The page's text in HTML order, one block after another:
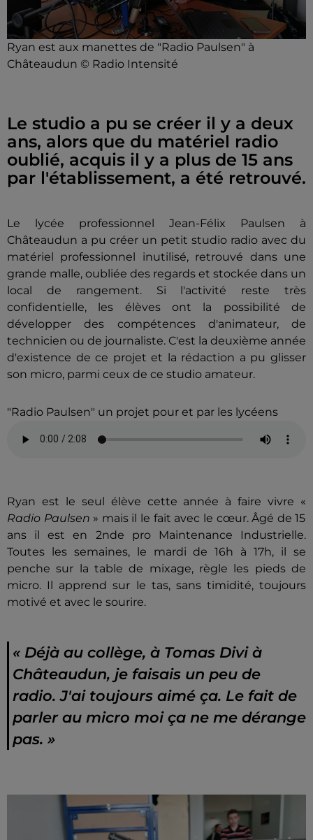
Ryan est aux manettes de "Radio Paulsen" à
Châteaudun © Radio Intensité
Le studio a pu se créer il y a deux
ans, alors que du matériel radio
oublié, acquis il y a plus de 15 ans
par l'établissement, a été retrouvé.
Le lycée professionnel Jean-Félix Paulsen à
Châteaudun a pu créer un petit studio radio avec du
matériel professionnel inutilisé, retrouvé dans une
grande malle, oubliée des regards et stockée dans un
local de rangement. Si l'activité reste très
confidentielle, les élèves ont la possibilité de
développer des compétences d'animateur, de
technicien ou de journaliste. C'est la deuxième année
d'existence de ce projet et la rédaction a pu glisser
son micro, parmi ceux de ce studio amateur.
"Radio Paulsen" un projet pour et par les lycéens
Ryan est le seul élève cette année à faire vivre «
Radio Paulsen » mais il le fait avec le cœur. Âgé de 15
ans il est en 2nde pro Maintenance Industrielle.
Toutes les semaines, le mardi de 16h à 17h, il se
penche sur la table de mixage, règle les pieds de
micro. Il apprend sur le tas, sans timidité, toujours
motivé et avec le sourire.
« Déjà au collège, à Tomas Divi à
Châteaudun, je faisais un peu de
radio. J'ai toujours aimé ça. Le fait de
parler au micro moi ça ne me dérange
pas. »